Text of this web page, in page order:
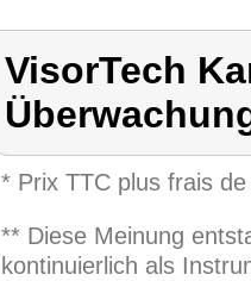
VisorTech
* Prix TTC plus frais
** Diese Meinung
kontinuierlich als